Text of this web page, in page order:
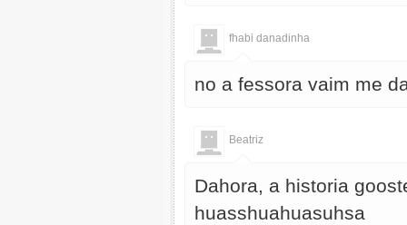
fhabi danadinha
no a fessora vaim me
Beatriz
Dahora, a historia
huasshuahuasuhsa